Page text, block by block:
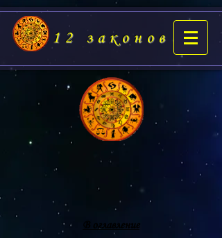
12 законов
В оглавление